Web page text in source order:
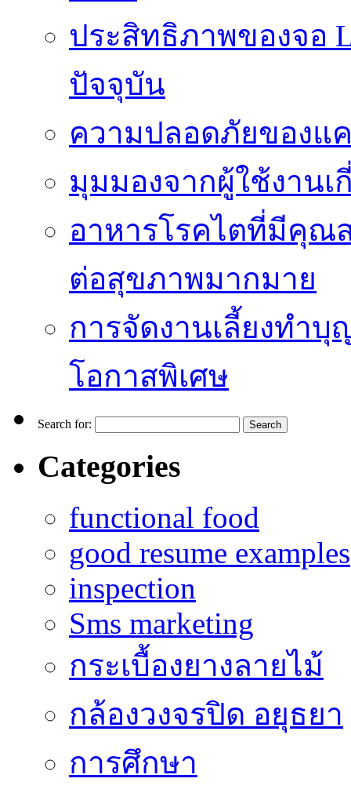
ประสิทธิภาพของจอ
ปัจจุบัน
ความปลอดภัยของแ
มุมมองจากผู้ใช้งาน
อาหารโรคไตที่มีคุณ
ต่อสุขภาพมากมาย
การจัดงานเลี้ยงทำ
โอกาสพิเศษ
Search for:
Categories
functional food
good resume examples
inspection
Sms marketing
กระเบื้องยางลายไม้
กล้องวงจรปิด อยุธยา
การศึกษา